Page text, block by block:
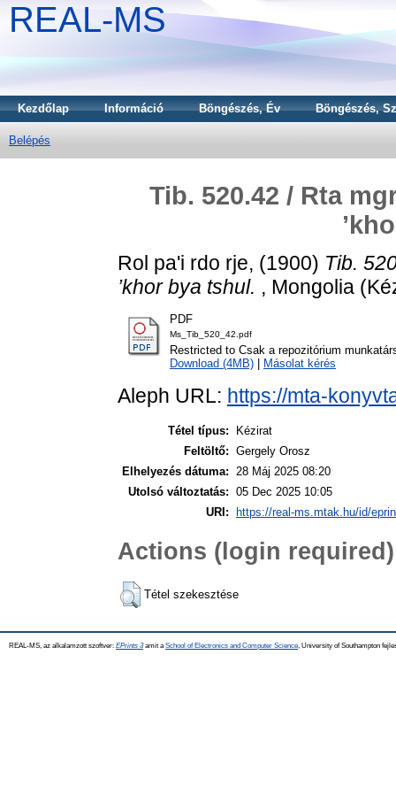
REAL-MS
Kezdőlap Információ Böngészés, Év Böngészés,
Belépés
Tib. 520.42 / Rta
Rol pa'i rdo rje, (1900) Tib.
’khor bya tshul. , Mongolia
PDF
Ms_Tib_520_42.pdf
Restricted to Csak a repozitórium
Download (4MB)
Másolat kérés
Aleph URL: https://mta-
Tétel típus:
Kézirat
Feltöltő: Gergely Orosz
Elhelyezés dátuma: 28 Máj 2025 08:20
Utolsó változtatás: 05 Dec 2025 10:05
URI:
https://real-ms.mtak.hu/id/
Actions (login required)
Tétel szekesztése
REAL-MS, az alkalamzott szoftver: EPrints 3amit a School of Electronics and Computer Science , University of Southampton